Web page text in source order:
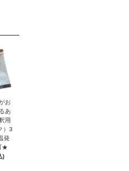
お
あ
用
）3
発
★
)